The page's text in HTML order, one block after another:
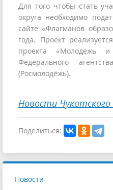
Для того чтобы стать
округа необходимо
сайте «Флагманов
года. Проект
проекта «Молодежь
Федерального
(Росмолодёжь).
Новости
Поделиться:
Новости